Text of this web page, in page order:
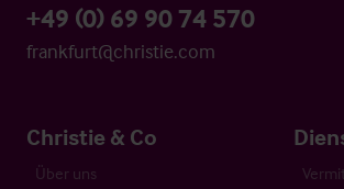
+49 (0) 69 90 74 570
frankfurt@christie.com
Christie & Co
Über uns